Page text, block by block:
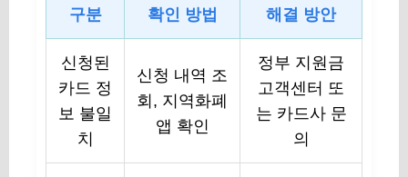
구분 확인 방법 해결 방안
신청된
카드 정
보 불일
치
신청 내역 조
회, 지역화폐
앱 확인
정부 지원금
고객센터 또
는 카드사 문
의